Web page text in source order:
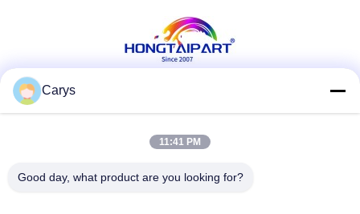
त्वरित संपर्क
Carys
11:41 PM
Good day, what product are you looking for?